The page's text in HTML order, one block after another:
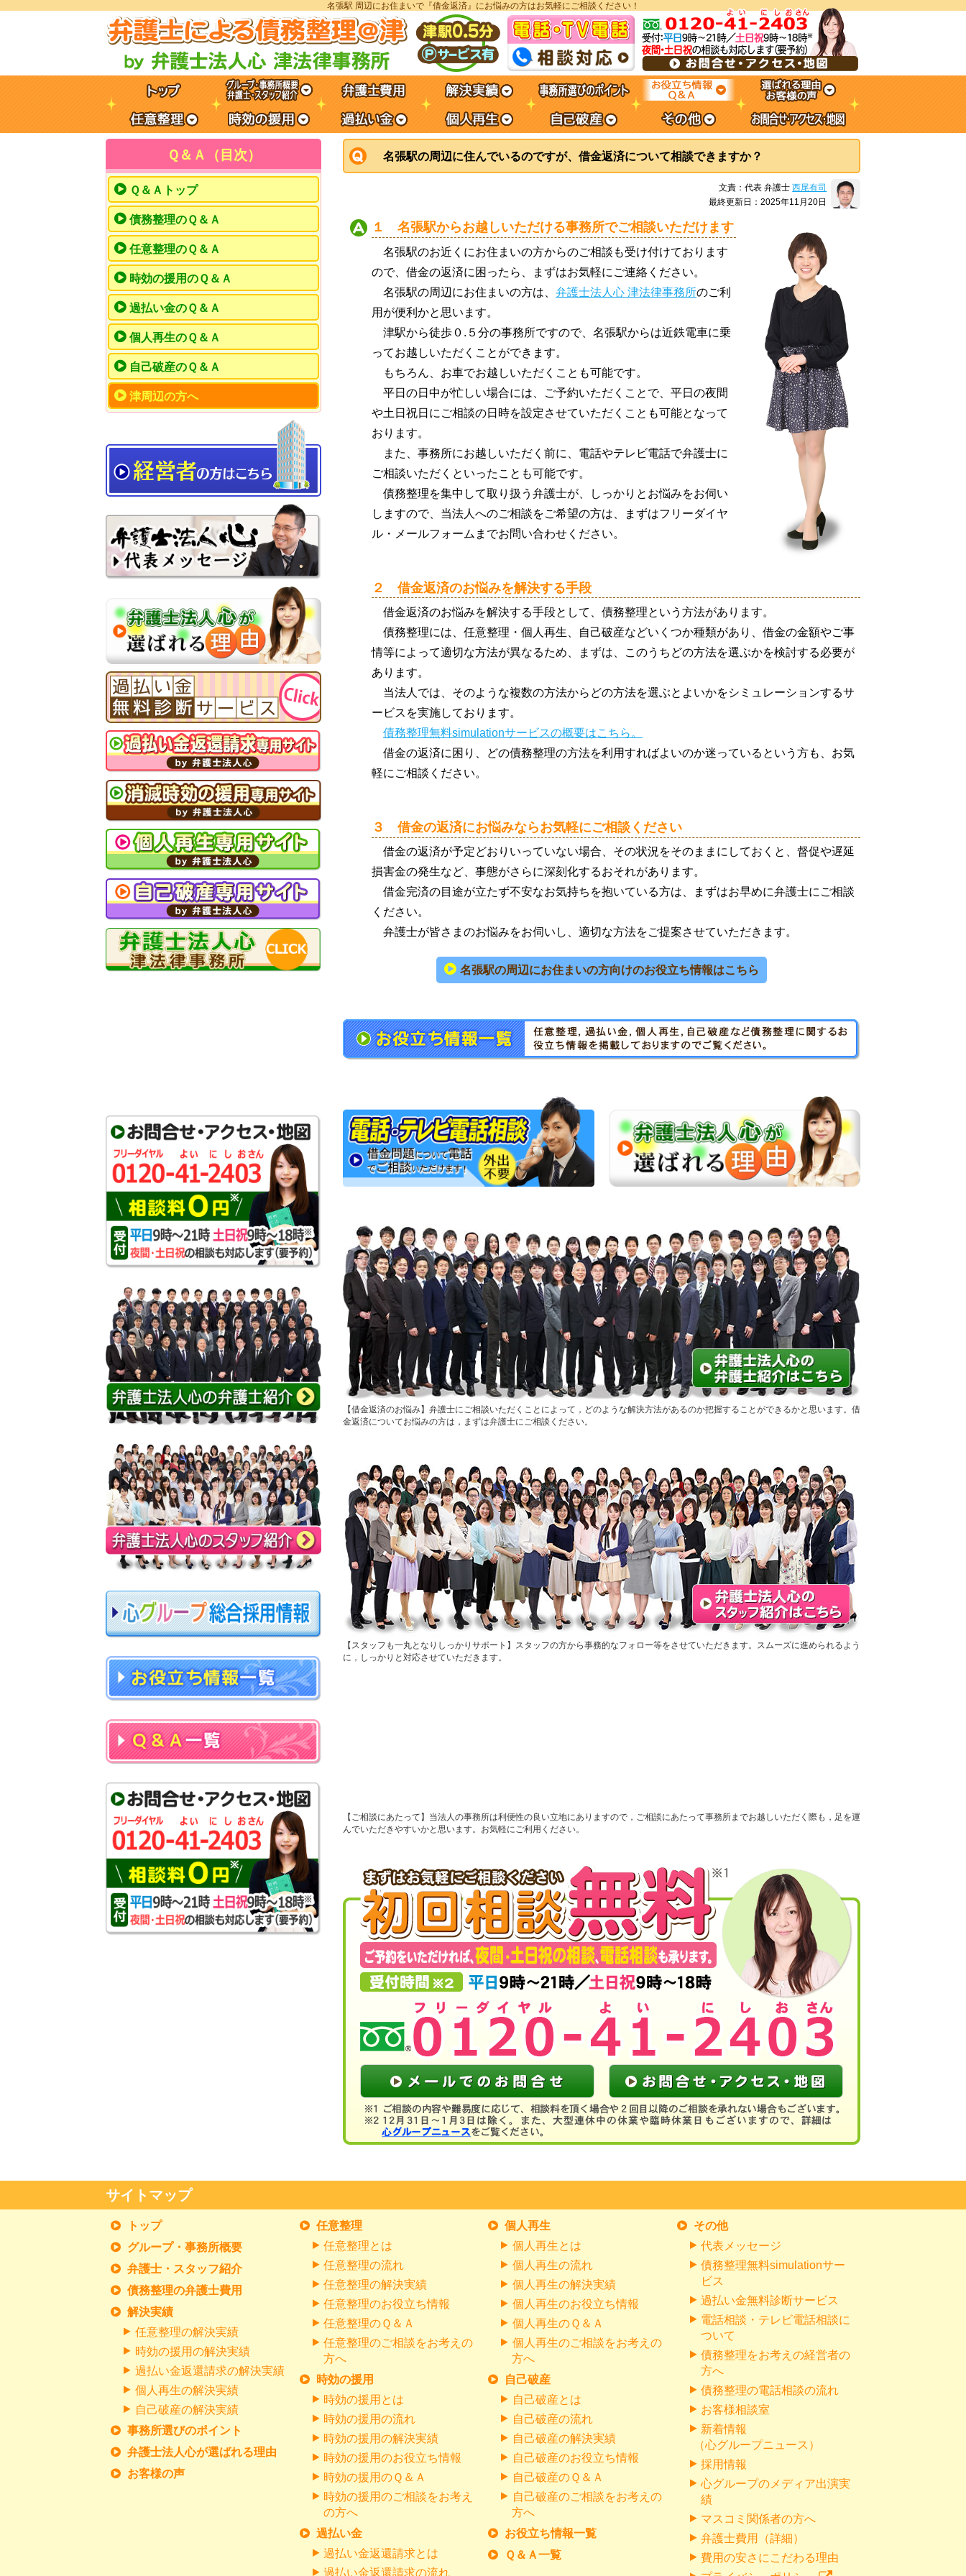
名張駅 周辺にお住まいで『借金返済』にお悩みの方はお気軽にご相談ください！
名張駅の周辺に住んでいるのですが、借金返済について相談できますか？
文責：代表 弁護士西尾有司
最終更新日：2025年11月20日
１ 名張駅からお越しいただける事務所でご相談いただけます
名張駅のお近くにお住まいの方からのご相談も受け付けております
ので、借金の返済に困ったら、まずはお気軽にご連絡ください。
名張駅の周辺にお住まいの方は、 弁護士法人心 津法律事務所のご利
用が便利かと思います。
津駅から徒歩０.５分の事務所ですので、名張駅からは近鉄電車に乗
ってお越しいただくことができます。
もちろん、お車でお越しいただくことも可能です。
平日の日中が忙しい場合には、ご予約いただくことで、平日の夜間
や土日祝日にご相談の日時を設定させていただくことも可能となって
おります。
また、事務所にお越しいただく前に、電話やテレビ電話で弁護士に
ご相談いただくといったことも可能です。
債務整理を集中して取り扱う弁護士が、しっかりとお悩みをお伺い
しますので、当法人へのご相談をご希望の方は、まずはフリーダイヤ
ル・メールフォームまでお問い合わせください。
２ 借金返済のお悩みを解決する手段
借金返済のお悩みを解決する手段として、債務整理という方法があります。
債務整理には、任意整理・個人再生、自己破産などいくつか種類があり、借金の金額やご事
情等によって適切な方法が異なるため、まずは、このうちどの方法を選ぶかを検討する必要が
あります。
当法人では、そのような複数の方法からどの方法を選ぶとよいかをシミュレーションするサ
ービスを実施しております。
債務整理無料simulationサービスの概要はこちら。
借金の返済に困り、どの債務整理の方法を利用すればよいのか迷っているという方も、お気
軽にご相談ください。
３ 借金の返済にお悩みならお気軽にご相談ください
借金の返済が予定どおりいっていない場合、その状況をそのままにしておくと、督促や遅延
損害金の発生など、事態がさらに深刻化するおそれがあります。
借金完済の目途が立たず不安なお気持ちを抱いている方は、まずはお早めに弁護士にご相談
ください。
弁護士が皆さまのお悩みをお伺いし、適切な方法をご提案させていただきます。
名張駅の周辺にお住まいの方向けのお役立ち情報はこちら
借金返済のお悩み
弁護士にご相談いただくことによって，どのような解決方法があるのか把握することができるかと思います。借
金返済についてお悩みの方は，まずは弁護士にご相談ください。
スタッフも一丸となりしっかりサポート
スタッフの方から事務的なフォロー等をさせていただきます。スムーズに進められるよう
に，しっかりと対応させていただきます。
ご相談にあたって
当法人の事務所は利便性の良い立地にありますので，ご相談にあたって事務所までお越しいただく際も，足を運
んでいただきやすいかと思います。お気軽にご利用ください。
Ｑ＆Ａ（目次）
Ｑ＆Ａトップ
債務整理のＱ＆Ａ
任意整理のＱ＆Ａ
時効の援用のＱ＆Ａ
過払い金のＱ＆Ａ
個人再生のＱ＆Ａ
自己破産のＱ＆Ａ
津周辺の方へ
サイトマップ
トップ
グループ・事務所概要
弁護士・スタッフ紹介
債務整理の弁護士費用
解決実績
任意整理の解決実績
時効の援用の解決実績
過払い金返還請求の解決実績
個人再生の解決実績
自己破産の解決実績
事務所選びのポイント
弁護士法人心が選ばれる理由
お客様の声
任意整理
任意整理とは
任意整理の流れ
任意整理の解決実績
任意整理のお役立ち情報
任意整理のＱ＆Ａ
任意整理のご相談をお考えの
方へ
時効の援用
時効の援用とは
時効の援用の流れ
時効の援用の解決実績
時効の援用のお役立ち情報
時効の援用のＱ＆Ａ
時効の援用のご相談をお考え
の方へ
過払い金
過払い金返還請求とは
過払い金返還請求の流れ
個人再生
個人再生とは
個人再生の流れ
個人再生の解決実績
個人再生のお役立ち情報
個人再生のＱ＆Ａ
個人再生のご相談をお考えの
方へ
自己破産
自己破産とは
自己破産の流れ
自己破産の解決実績
自己破産のお役立ち情報
自己破産のＱ＆Ａ
自己破産のご相談をお考えの
方へ
お役立ち情報一覧
Ｑ＆Ａ一覧
その他
代表メッセージ
債務整理無料simulationサー
ビス
過払い金無料診断サービス
電話相談・テレビ電話相談に
ついて
債務整理をお考えの経営者の
方へ
債務整理の電話相談の流れ
お客様相談室
新着情報
（心グループニュース）
採用情報
心グループのメディア出演実
績
マスコミ関係者の方へ
弁護士費用（詳細）
費用の安さにこだわる理由